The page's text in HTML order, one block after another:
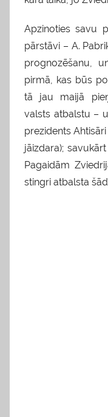
Apzinoties savu
pārstāvi – A.
prognozēšanu,
pirmā, kas būs
tā jau maijā
valsts atbalstu –
prezidents
jāizdara);
Pagaidām
stingri atbalsta